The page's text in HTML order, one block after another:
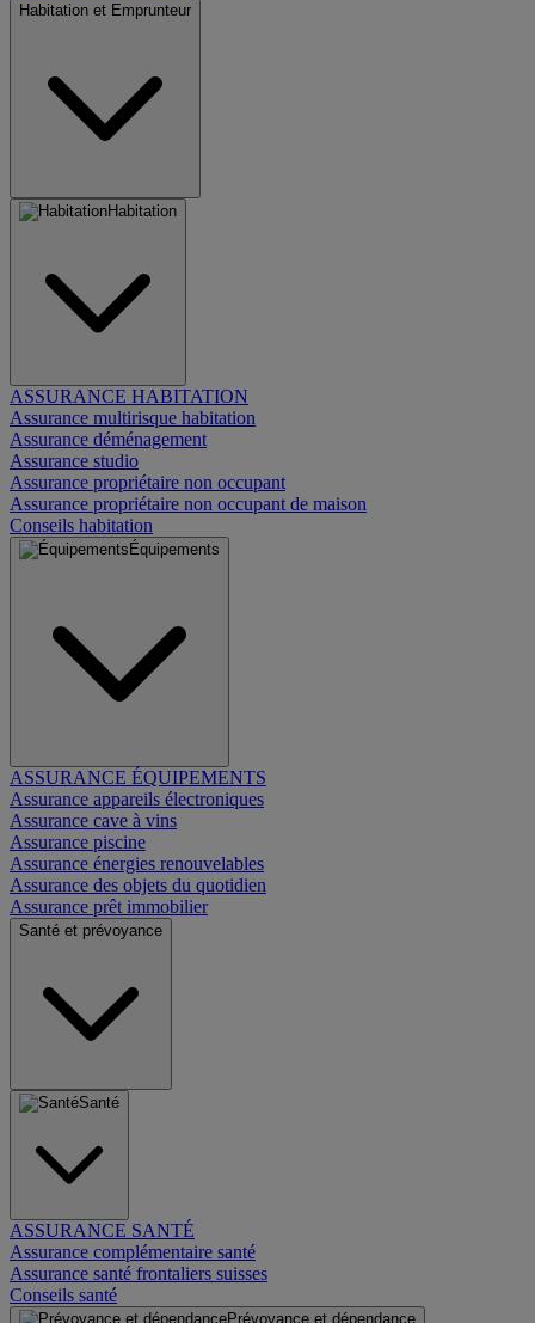
Habitation et Emprunteur
Habitation
ASSURANCE HABITATION
Assurance multirisque habitation
Assurance déménagement
Assurance studio
Assurance propriétaire non occupant
Assurance propriétaire non occupant de maison
Conseils habitation
Équipements
ASSURANCE ÉQUIPEMENTS
Assurance appareils électroniques
Assurance cave à vins
Assurance piscine
Assurance énergies renouvelables
Assurance des objets du quotidien
Assurance prêt immobilier
Santé et prévoyance
Santé
ASSURANCE SANTÉ
Assurance complémentaire santé
Assurance santé frontaliers suisses
Conseils santé
Prévoyance et dépendance